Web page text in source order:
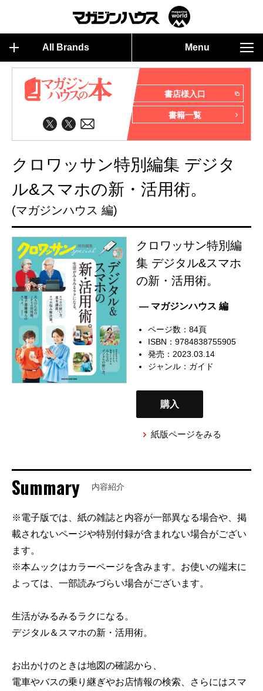
All Brands Menu
書店様入口
書籍一覧
クロワッサン特別編集 デジタ
ル&スマホの新・活用術。
(マガジンハウス 編)
クロワッサン特別編
集 デジタル&スマホ
の新・活用術。
— マガジンハウス 編
ページ数：84頁
ISBN：9784838755905
発売：2023.03.14
ジャンル： ガイド
購入
紙版ページをみる
Summary 内容紹介
※電子版では、紙の雑誌と内容が一部異なる場合や、掲
載されないページや特別付録が含まれない場合がござい
ます。
※本ムックはカラーページを含みます。お使いの端末に
よっては、一部読みづらい場合がございます。
生活がみるみるラクになる。
デジタル＆スマホの新・活用術。
お出かけのときは地図の確認から、
電車やバスの乗り継ぎやお店情報の検索、さらにはスマ